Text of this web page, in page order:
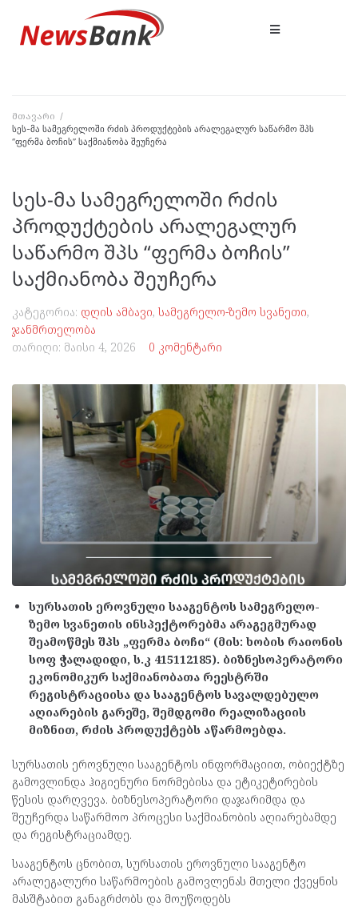
მთავარი /
სეს-მა სამეგრელოში რძის პროდუქტების არალეგალურ საწარმო შპს
“ფერმა ბოჩის” საქმიანობა შეუჩერა
სეს-მა სამეგრელოში რძის
პროდუქტების არალეგალურ
საწარმო შპს “ფერმა ბოჩის”
საქმიანობა შეუჩერა
კატეგორია: დღის ამბავი, სამეგრელო-ზემო სვანეთი,
ჯანმრთელობა
თარიღი: მაისი 4, 2026 0 კომენტარი
სურსათის ეროვნული სააგენტოს სამეგრელო-
ზემო სვანეთის ინსპექტორებმა არაგეგმურად
შეამოწმეს შპს „ფერმა ბოჩი“ (მის: ხობის რაიონის
სოფ ჭალადიდი, ს.კ 415112185). ბიზნესოპერატორი
ეკონომიკურ საქმიანობათა რეესტრში
რეგისტრაციისა და სააგენტოს სავალდებულო
აღიარების გარეშე, შემდგომი რეალიზაციის
მიზნით, რძის პროდუქტებს აწარმოებდა.
სურსათის ეროვნული სააგენტოს ინფორმაციით, ობიექტზე
გამოვლინდა ჰიგიენური ნორმებისა და ეტიკეტირების
წესის დარღვევა. ბიზნესოპერატორი დაჯარიმდა და
შეუჩერდა საწარმოო პროცესი საქმიანობის აღიარებამდე
და რეგისტრაციამდე.
სააგენტოს ცნობით, სურსათის ეროვნული სააგენტო
არალეგალური საწარმოების გამოვლენას მთელი ქვეყნის
მასშტაბით განაგრძობს და მოუწოდებს